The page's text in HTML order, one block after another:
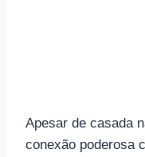
Apesar de casada
conexão poderosa